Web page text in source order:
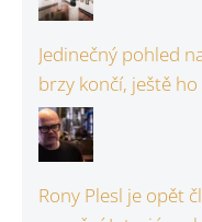
Jedinečný pohled
brzy končí, ještě
Rony Plesl je opět